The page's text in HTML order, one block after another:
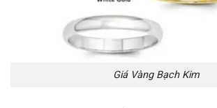
Giá Vàng Bạch Kim